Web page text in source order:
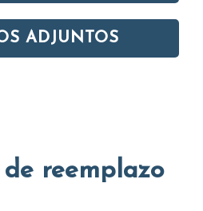
ADJUNTOS
de reemplazo